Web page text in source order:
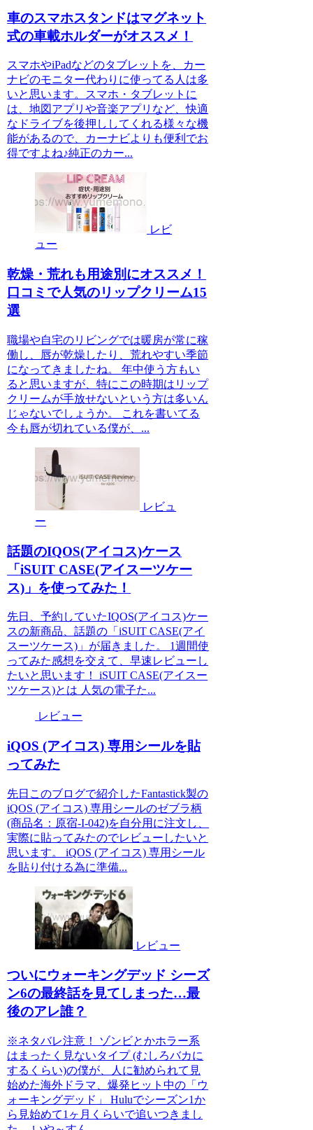
車のスマホスタンドはマグネット
式の車載ホルダーがオススメ！
スマホやiPadなどのタブレットを、カー
ナビのモニター代わりに使ってる人は多
いと思います。スマホ・タブレットに
は、地図アプリや音楽アプリなど、快適
なドライブを後押ししてくれる様々な機
能があるので、カーナビよりも便利でお
得ですよね♪純正のカー...
レビ
ュー
乾燥・荒れも用途別にオススメ！
口コミで人気のリップクリーム15
選
職場や自宅のリビングでは暖房が常に稼
働し、唇が乾燥したり、荒れやすい季節
になってきましたね。 年中使う方もい
ると思いますが、特にこの時期はリップ
クリームが手放せないという方は多いん
じゃないでしょうか。 これを書いてる
今も唇が切れている僕が、...
レビュ
ー
話題のIQOS(アイコス)ケース
「iSUIT CASE(アイスーツケー
ス)」を使ってみた！
先日、予約していたIQOS(アイコス)ケー
スの新商品、話題の「iSUIT CASE(アイ
スーツケース)」が届きました。 1週間使
ってみた感想を交えて、早速レビューし
たいと思います！ iSUIT CASE(アイスー
ツケース)とは 人気の電子た...
レビュー
iQOS (アイコス) 専用シールを貼
ってみた
先日このブログで紹介したFantastick製の
iQOS (アイコス) 専用シールのゼブラ柄
(商品名：原宿-I-042)を自分用に注文し、
実際に貼ってみたのでレビューしたいと
思います。 iQOS (アイコス) 専用シール
を貼り付ける為に準備...
レビュー
ついにウォーキングデッド シーズ
ン6の最終話を見てしまった…最
後のアレ誰？
※ネタバレ注意！ ゾンビとかホラー系
はまったく見ないタイプ (むしろバカに
するくらい)の僕が、人に勧められて見
始めた海外ドラマ、爆発ヒット中の「ウ
ォーキングデッド」 Huluでシーズン1か
ら見始めて1ヶ月くらいで追いつきまし